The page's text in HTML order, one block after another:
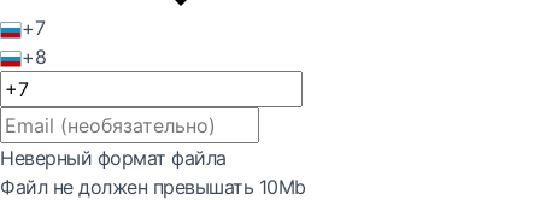
+7
+8
Неверный формат файла
Файл не должен превышать 10Mb